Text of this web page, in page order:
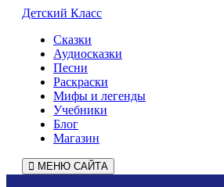
Детский Класс
Сказки
Аудиосказки
Песни
Раскраски
Мифы и легенды
Учебники
Блог
Магазин
МЕНЮ САЙТА